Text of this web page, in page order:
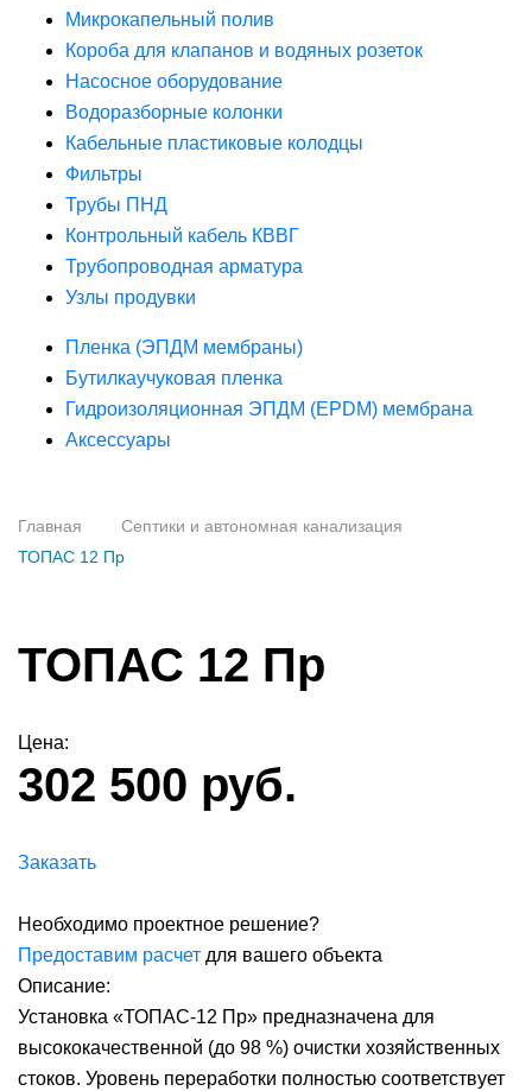
Микрокапельный полив
Короба для клапанов и водяных розеток
Насосное оборудование
Водоразборные колонки
Кабельные пластиковые колодцы
Фильтры
Трубы ПНД
Контрольный кабель КВВГ
Трубопроводная арматура
Узлы продувки
Пленка (ЭПДМ мембраны)
Бутилкаучуковая пленка
Гидроизоляционная ЭПДМ (EPDM) мембрана
Аксессуары
Главная
Септики и автономная канализация
ТОПАС 12 Пр
ТОПАС 12 Пр
Цена:
302 500 руб.
Заказать
Необходимо проектное решение?
Предоставим расчет для вашего объекта
Описание:
Установка «ТОПАС-12 Пр» предназначена для
высококачественной (до 98 %) очистки хозяйственных
стоков. Уровень переработки полностью соответствует